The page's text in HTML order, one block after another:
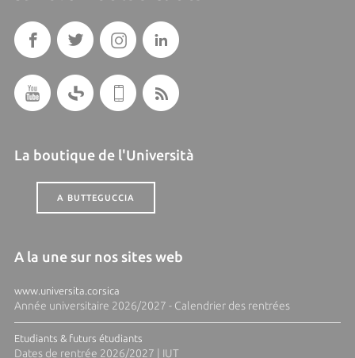
La boutique de l'Università
A BUTTEGUCCIA
A la une sur nos sites web
www.universita.corsica
Année universitaire 2026/2027 - Calendrier des rentrées
Etudiants & futurs étudiants
Dates de rentrée 2026/2027 | IUT